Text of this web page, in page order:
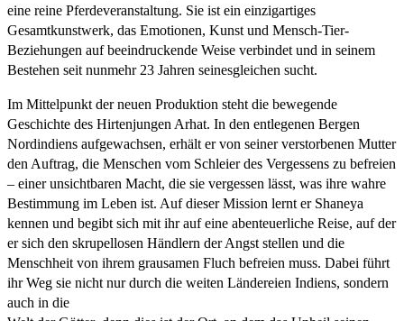
eine reine Pferdeveranstaltung. Sie ist ein einzigartiges
Gesamtkunstwerk, das Emotionen, Kunst und Mensch-Tier-
Beziehungen auf beeindruckende Weise verbindet und in seinem
Bestehen seit nunmehr 23 Jahren seinesgleichen sucht.
Im Mittelpunkt der neuen Produktion steht die bewegende
Geschichte des Hirtenjungen Arhat. In den entlegenen Bergen
Nordindiens aufgewachsen, erhält er von seiner verstorbenen Mutter
den Auftrag, die Menschen vom Schleier des Vergessens zu befreien
– einer unsichtbaren Macht, die sie vergessen lässt, was ihre wahre
Bestimmung im Leben ist. Auf dieser Mission lernt er Shaneya
kennen und begibt sich mit ihr auf eine abenteuerliche Reise, auf der
er sich den skrupellosen Händlern der Angst stellen und die
Menschheit von ihrem grausamen Fluch befreien muss. Dabei führt
ihr Weg sie nicht nur durch die weiten Ländereien Indiens, sondern
auch in die